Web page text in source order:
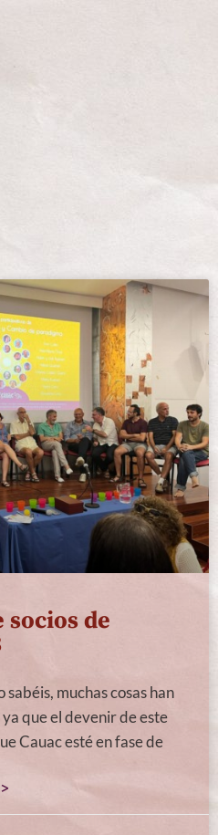
socios de
muchas cosas han
que el devenir de este
Cauac esté en fase de